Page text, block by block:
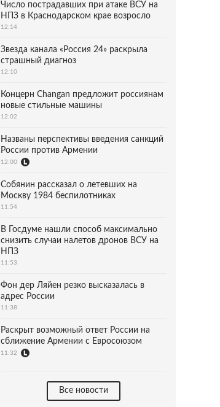
Число пострадавших при атаке ВСУ на
НПЗ в Краснодарском крае возросло
12:14
Звезда канала «Россия 24» раскрыла
страшный диагноз
12:10
Концерн Changan предложит россиянам
новые стильные машины
12:02
Названы перспективы введения санкций
России против Армении
12:00
Собянин рассказал о летевших на
Москву 1984 беспилотниках
11:54
В Госдуме нашли способ максимально
снизить случаи налетов дронов ВСУ на
НПЗ
11:53
Фон дер Ляйен резко высказалась в
адрес России
11:38
Раскрыт возможный ответ России на
сближение Армении с Евросоюзом
11:32
Все новости